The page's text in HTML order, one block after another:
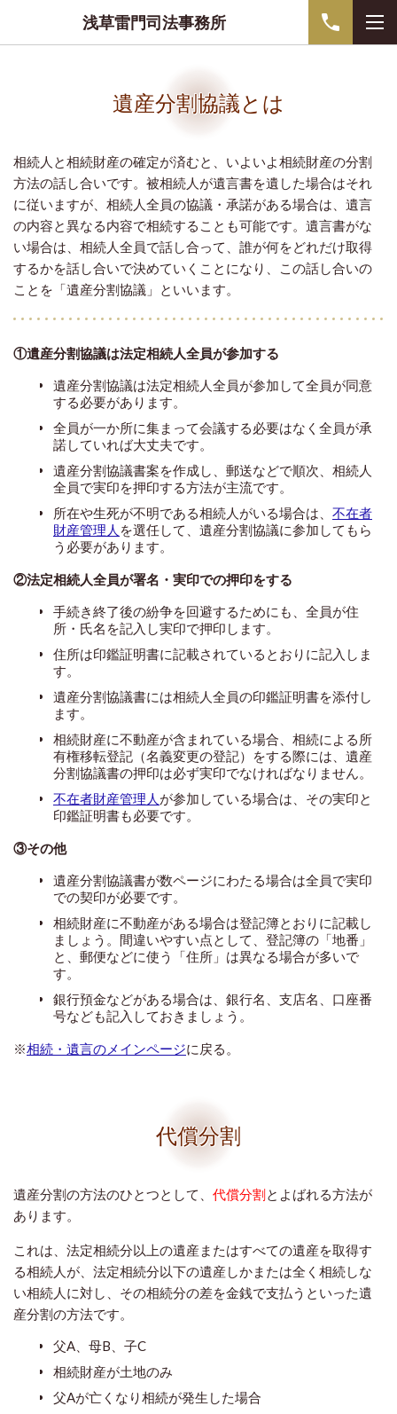
浅草雷門司法事務所
遺産分割協議とは
相続人と相続財産の確定が済むと、いよいよ相続財産の分割
方法の話し合いです。被相続人が遺言書を遺した場合はそれ
に従いますが、相続人全員の協議・承諾がある場合は、遺言
の内容と異なる内容で相続することも可能です。遺言書がな
い場合は、相続人全員で話し合って、誰が何をどれだけ取得
するかを話し合いで決めていくことになり、この話し合いの
ことを「遺産分割協議」といいます。
①遺産分割協議は法定相続人全員が参加する
遺産分割協議は法定相続人全員が参加して全員が同意
する必要があります。
全員が一か所に集まって会議する必要はなく全員が承
諾していれば大丈夫です。
遺産分割協議書案を作成し、郵送などで順次、相続人
全員で実印を押印する方法が主流です。
所在や生死が不明である相続人がいる場合は、 不在者
財産管理人 を選任して、遺産分割協議に参加してもら
う必要があります。
②法定相続人全員が署名・実印での押印をする
手続き終了後の紛争を回避するためにも、全員が住
所・氏名を記入し実印で押印します。
住所は印鑑証明書に記載されているとおりに記入しま
す。
遺産分割協議書には相続人全員の印鑑証明書を添付し
ます。
相続財産に不動産が含まれている場合、相続による所
有権移転登記（名義変更の登記）をする際には、遺産
分割協議書の押印は必ず実印でなければなりません。
不在者財産管理人 が参加している場合は、その実印と
印鑑証明書も必要です。
③その他
遺産分割協議書が数ページにわたる場合は全員で実印
での契印が必要です。
相続財産に不動産がある場合は登記簿とおりに記載し
ましょう。間違いやすい点として、登記簿の「地番」
と、郵便などに使う「住所」は異なる場合が多いで
す。
銀行預金などがある場合は、銀行名、支店名、口座番
号なども記入しておきましょう。
※相続・遺言のメインページに戻る。
代償分割
遺産分割の方法のひとつとして、 代償分割とよばれる方法が
あります。
これは、法定相続分以上の遺産またはすべての遺産を取得す
る相続人が、法定相続分以下の遺産しかまたは全く相続しな
い相続人に対し、その相続分の差を金銭で支払うといった遺
産分割の方法です。
父A、母B、子C
相続財産が土地のみ
父Aが亡くなり相続が発生した場合